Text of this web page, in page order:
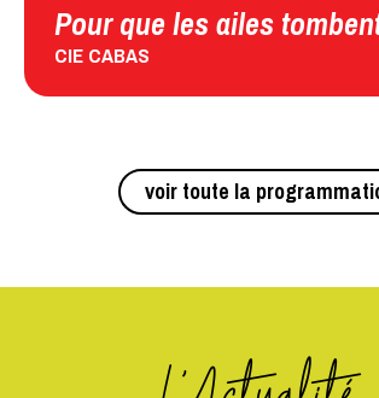
Pour que les ailes
CIE CABAS
voir toute la
L'Actualité...